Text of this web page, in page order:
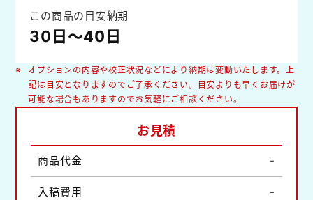
この商品の目安納期
30日～40日
オプションの内容や校正状況などにより納期は変動いたします。上
記は目安となりますのでご了承ください。目安よりも早くお届けが
可能な場合もありますのでお気軽にご相談ください。
お見積
商品代金 -
入稿費用 -